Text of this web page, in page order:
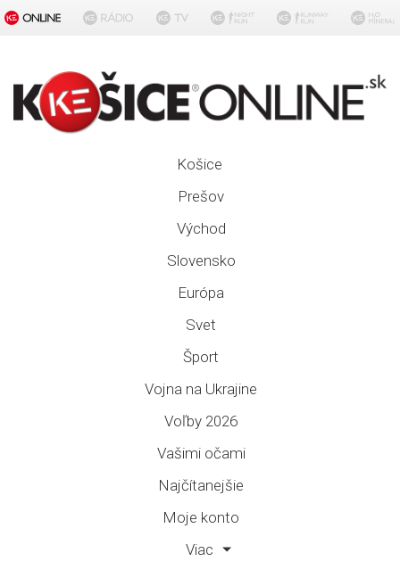
Košice
Prešov
Východ
Slovensko
Európa
Svet
Šport
Vojna na Ukrajine
Voľby 2026
Vašimi očami
Najčítanejšie
Moje konto
Viac